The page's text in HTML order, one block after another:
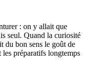
: on y allait que
seul. Quand la curiosité
du bon sens le goût de
les préparatifs longtemps